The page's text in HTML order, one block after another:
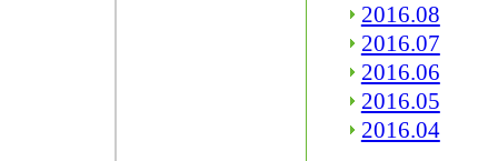
2016.08
2016.07
2016.06
2016.05
2016.04